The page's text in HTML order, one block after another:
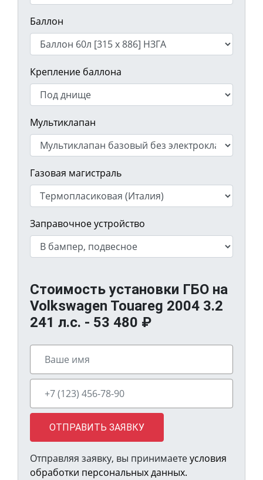
Баллон
Крепление баллона
Мультиклапан
Газовая магистраль
Заправочное устройство
Стоимость установки ГБО на
Volkswagen Touareg 2004 3.2
241 л.с. - 53 480 ₽
ОТПРАВИТЬ ЗАЯВКУ
Отправляя заявку, вы принимаетеусловия
обработки персональных данных.